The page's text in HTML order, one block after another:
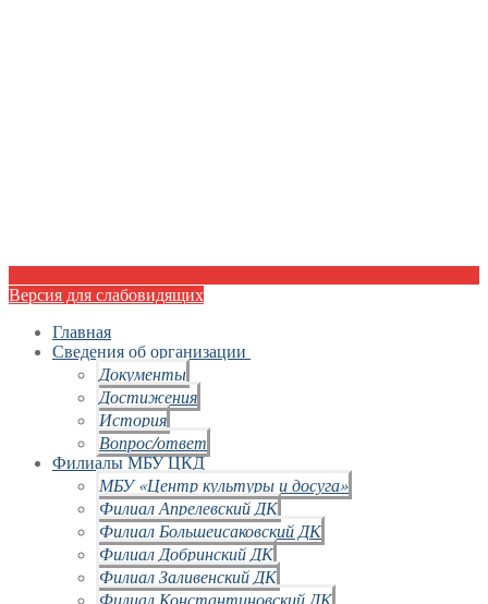
Версия для слабовидящих
Главная
Сведения об организации
Документы
Достижения
История
Вопрос/ответ
Филиалы МБУ ЦКД
МБУ «Центр культуры и досуга»
Филиал Апрелевский ДК
Филиал Большеисаковский ДК
Филиал Добринский ДК
Филиал Заливенский ДК